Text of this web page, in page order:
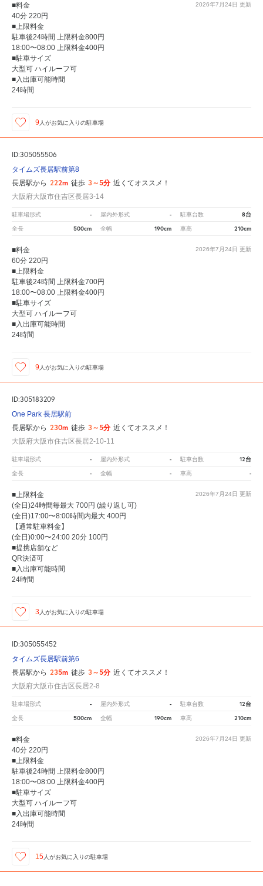
2026年7月24日 更新
■料金
40分 220円
■上限料金
駐車後24時間 上限料金800円
18:00〜08:00 上限料金400円
■駐車サイズ
大型可 ハイルーフ可
■入出庫可能時間
24時間
9 人がお気に入りの駐車場
ID:305055506
タイムズ長居駅前第8
長居駅から 222m 徒歩 3～5分 近くてオススメ！
大阪府大阪市住吉区長居3-14
駐車場形式 - 屋内外形式 - 駐車台数 8台
全長 500cm 全幅 190cm 車高 210cm
2026年7月24日 更新
■料金
60分 220円
■上限料金
駐車後24時間 上限料金700円
18:00〜08:00 上限料金400円
■駐車サイズ
大型可 ハイルーフ可
■入出庫可能時間
24時間
9 人がお気に入りの駐車場
ID:305183209
One Park 長居駅前
長居駅から 230m 徒歩 3～5分 近くてオススメ！
大阪府大阪市住吉区長居2-10-11
駐車場形式 - 屋内外形式 - 駐車台数 12台
全長 - 全幅 - 車高 -
2026年7月24日 更新
■上限料金
(全日)24時間毎最大 700円 (繰り返し可)
(全日)17:00〜8:00時間内最大 400円
【通常駐車料金】
(全日)0:00〜24:00 20分 100円
■提携店舗など
QR決済可
■入出庫可能時間
24時間
3 人がお気に入りの駐車場
ID:305055452
タイムズ長居駅前第6
長居駅から 235m 徒歩 3～5分 近くてオススメ！
大阪府大阪市住吉区長居2-8
駐車場形式 - 屋内外形式 - 駐車台数 12台
全長 500cm 全幅 190cm 車高 210cm
2026年7月24日 更新
■料金
40分 220円
■上限料金
駐車後24時間 上限料金800円
18:00〜08:00 上限料金400円
■駐車サイズ
大型可 ハイルーフ可
■入出庫可能時間
24時間
15 人がお気に入りの駐車場